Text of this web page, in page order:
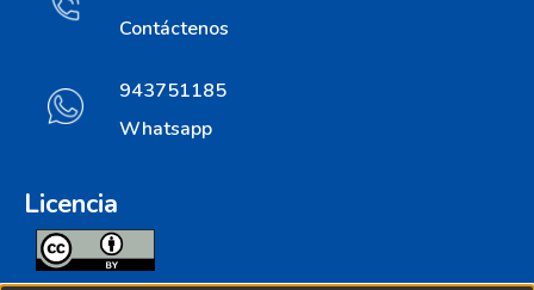
Contáctenos
943751185
Whatsapp
Licencia